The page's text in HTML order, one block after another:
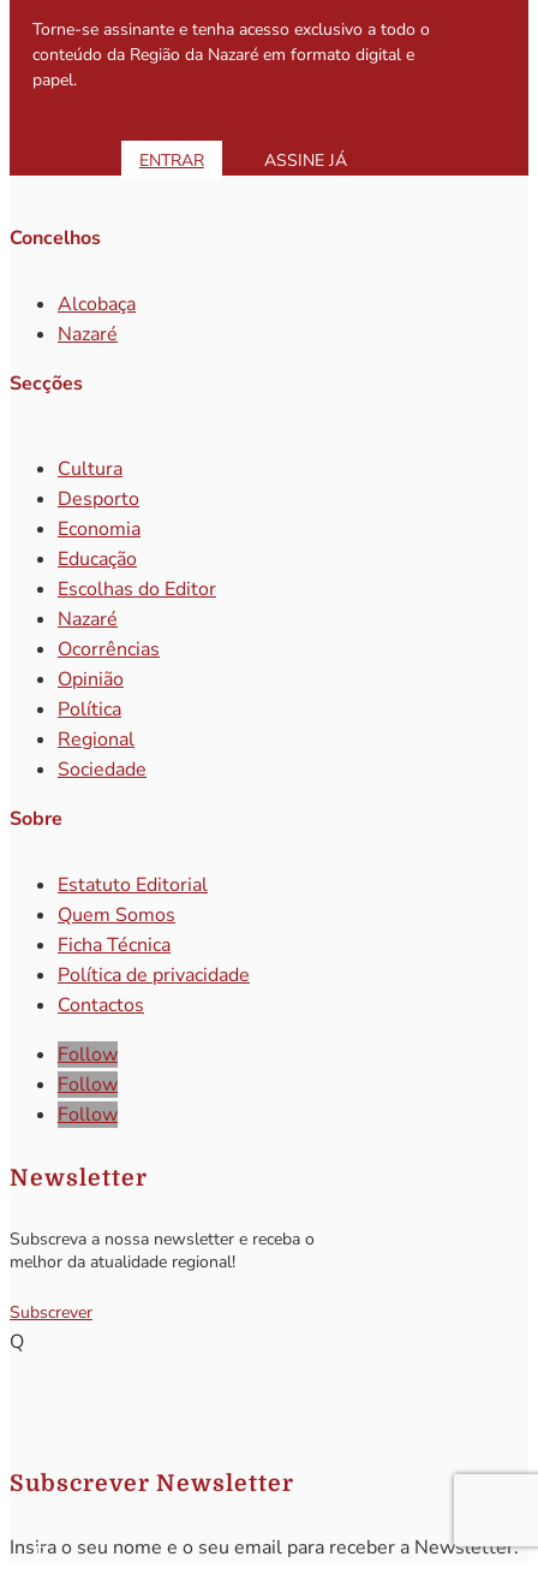
Torne-se assinante e tenha acesso exclusivo a todo o
conteúdo da Região da Nazaré em formato digital e
papel.
ENTRAR ASSINE JÁ
Concelhos
Alcobaça
Nazaré
Secções
Cultura
Desporto
Economia
Educação
Escolhas do Editor
Nazaré
Ocorrências
Opinião
Política
Regional
Sociedade
Sobre
Estatuto Editorial
Quem Somos
Ficha Técnica
Política de privacidade
Contactos
Follow
Follow
Follow
Newsletter
Subscreva a nossa newsletter e receba o
melhor da atualidade regional!
Subscrever
Q
Subscrever Newsletter
Insira o seu nome e o seu email para receber a Newsletter.